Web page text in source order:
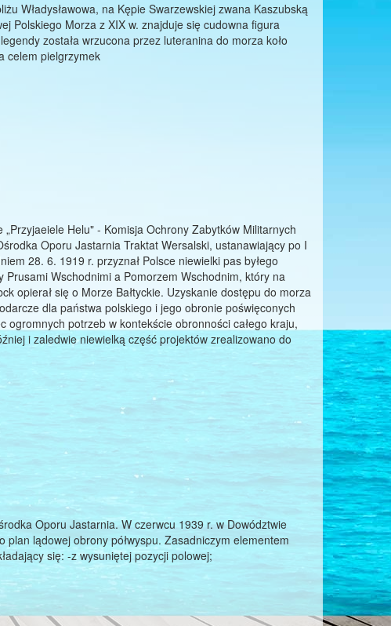
Władysławowa, na Kępie Swarzewskiej zwana Kaszubską
Polskiego Morza z XIX w. znajduje się cudowna figura
została wrzucona przez luteranina do morza koło
celem pielgrzymek
Helu" - Komisja Ochrony Zabytków Militarnych
Oporu Jastarnia Traktat Wersalski, ustanawiający po I
28. 6. 1919 r. przyznał Polsce niewielki pas byłego
Wschodnimi a Pomorzem Wschodnim, który na
opierał się o Morze Bałtyckie. Uzyskanie dostępu do morza
dla państwa polskiego i jego obronie poświęconych
ogromnych potrzeb w kontekście obronności całego kraju,
i zaledwie niewielką część projektów zrealizowano do
Oporu Jastarnia. W czerwcu 1939 r. w Dowództwie
lądowej obrony półwyspu. Zasadniczym elementem
się: -z wysuniętej pozycji polowej;